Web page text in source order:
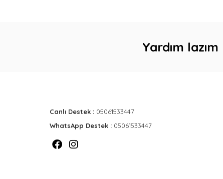
Yardım lazım
Canlı Destek : 05061533447
WhatsApp Destek : 05061533447